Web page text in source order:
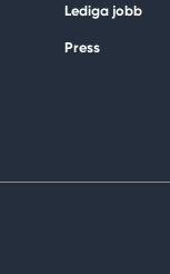
Lediga jobb
Press